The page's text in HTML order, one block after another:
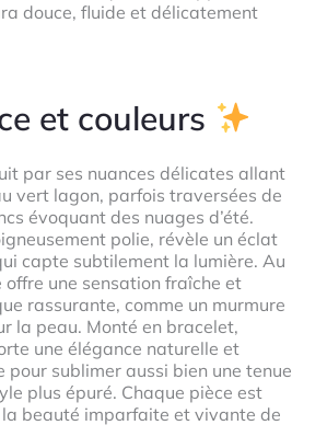
douce, fluide et délicatement
et couleurs
par ses nuances délicates allant
vert lagon, parfois traversées de
évoquant des nuages d’été.
polie, révèle un éclat
capte subtilement la lumière. Au
une sensation fraîche et
rassurante, comme un murmure
la peau. Monté en bracelet,
une élégance naturelle et
pour sublimer aussi bien une tenue
plus épuré. Chaque pièce est
beauté imparfaite et vivante de